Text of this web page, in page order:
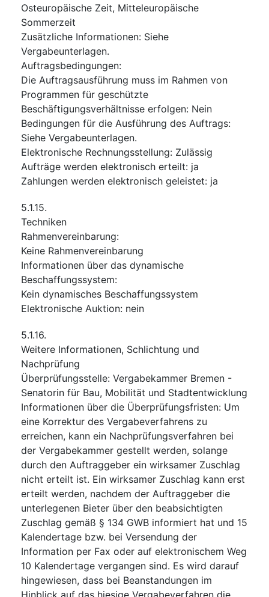
Osteuropäische Zeit, Mitteleuropäische
Sommerzeit
Zusätzliche Informationen: Siehe
Vergabeunterlagen.
Auftragsbedingungen:
Die Auftragsausführung muss im Rahmen von
Programmen für geschützte
Beschäftigungsverhältnisse erfolgen: Nein
Bedingungen für die Ausführung des Auftrags:
Siehe Vergabeunterlagen.
Elektronische Rechnungsstellung: Zulässig
Aufträge werden elektronisch erteilt: ja
Zahlungen werden elektronisch geleistet: ja
5.1.15.
Techniken
Rahmenvereinbarung:
Keine Rahmenvereinbarung
Informationen über das dynamische
Beschaffungssystem:
Kein dynamisches Beschaffungssystem
Elektronische Auktion: nein
5.1.16.
Weitere Informationen, Schlichtung und
Nachprüfung
Überprüfungsstelle: Vergabekammer Bremen -
Senatorin für Bau, Mobilität und Stadtentwicklung
Informationen über die Überprüfungsfristen: Um
eine Korrektur des Vergabeverfahrens zu
erreichen, kann ein Nachprüfungsverfahren bei
der Vergabekammer gestellt werden, solange
durch den Auftraggeber ein wirksamer Zuschlag
nicht erteilt ist. Ein wirksamer Zuschlag kann erst
erteilt werden, nachdem der Auftraggeber die
unterlegenen Bieter über den beabsichtigten
Zuschlag gemäß § 134 GWB informiert hat und 15
Kalendertage bzw. bei Versendung der
Information per Fax oder auf elektronischem Weg
10 Kalendertage vergangen sind. Es wird darauf
hingewiesen, dass bei Beanstandungen im
Hinblick auf das hiesige Vergabeverfahren die